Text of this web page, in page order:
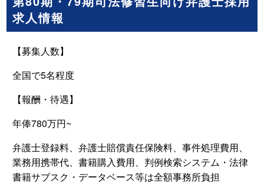
求人情報
【募集人数】
全国で5名程度
【報酬・待遇】
年俸780万円~
弁護士登録料、弁護士賠償責任保険料、事件処理費用、
業務用携帯代、書籍購入費用、判例検索システム・法律
書籍サブスク・データベース等は全額事務所負担